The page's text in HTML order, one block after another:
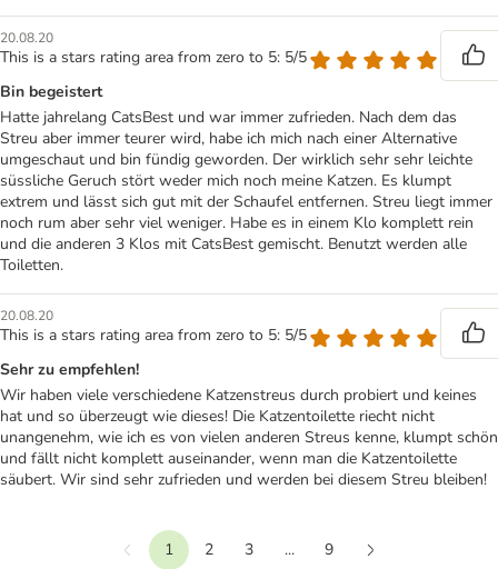
20.08.20
This is a stars rating area from zero to 5: 5/5
Bin begeistert
Hatte jahrelang CatsBest und war immer zufrieden. Nach dem das
Streu aber immer teurer wird, habe ich mich nach einer Alternative
umgeschaut und bin fündig geworden. Der wirklich sehr sehr leichte
süssliche Geruch stört weder mich noch meine Katzen. Es klumpt
extrem und lässt sich gut mit der Schaufel entfernen. Streu liegt immer
noch rum aber sehr viel weniger. Habe es in einem Klo komplett rein
und die anderen 3 Klos mit CatsBest gemischt. Benutzt werden alle
Toiletten.
20.08.20
This is a stars rating area from zero to 5: 5/5
Sehr zu empfehlen!
Wir haben viele verschiedene Katzenstreus durch probiert und keines
hat und so überzeugt wie dieses! Die Katzentoilette riecht nicht
unangenehm, wie ich es von vielen anderen Streus kenne, klumpt schön
und fällt nicht komplett auseinander, wenn man die Katzentoilette
säubert. Wir sind sehr zufrieden und werden bei diesem Streu bleiben!
Vorherige
1 2 3 ...
9